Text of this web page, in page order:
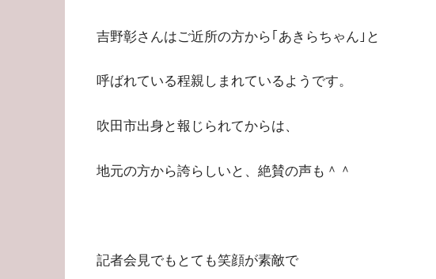
吉野彰さんはご近所の方から｢あきらちゃん｣と
呼ばれている程親しまれているようです。
吹田市出身と報じられてからは、
地元の方から誇らしいと、絶賛の声も＾＾
記者会見でもとても笑顔が素敵で